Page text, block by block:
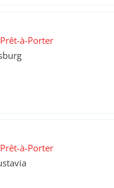
à-Porter
à-Porter